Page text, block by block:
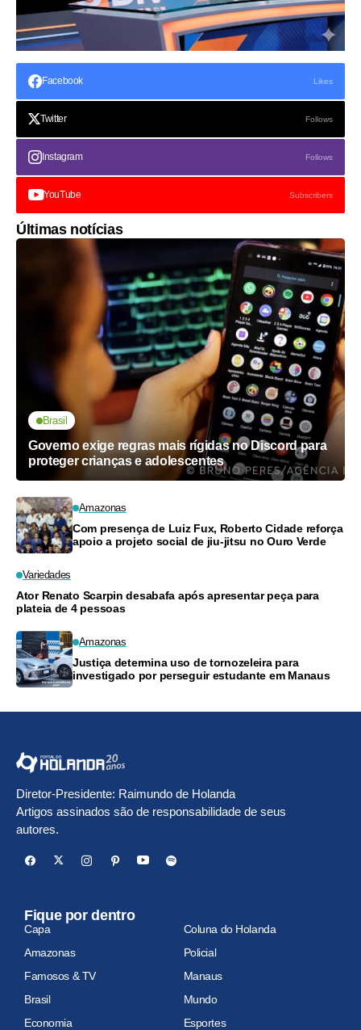
Facebook Likes
Twitter Follows
Instagram Follows
YouTube Subscribers
Últimas notícias
Brasil
Governo exige regras mais rígidas no Discord para
proteger crianças e adolescentes
Amazonas
Com presença de Luiz Fux, Roberto Cidade reforça
apoio a projeto social de jiu-jitsu no Ouro Verde
Variedades
Ator Renato Scarpin desabafa após apresentar peça para
plateia de 4 pessoas
Amazonas
Justiça determina uso de tornozeleira para
investigado por perseguir estudante em Manaus
Diretor-Presidente: Raimundo de Holanda
Artigos assinados são de responsabilidade de seus
autores.
Fique por dentro
Capa
Coluna do Holanda
Amazonas
Policial
Famosos & TV
Manaus
Brasil
Mundo
Economia
Esportes